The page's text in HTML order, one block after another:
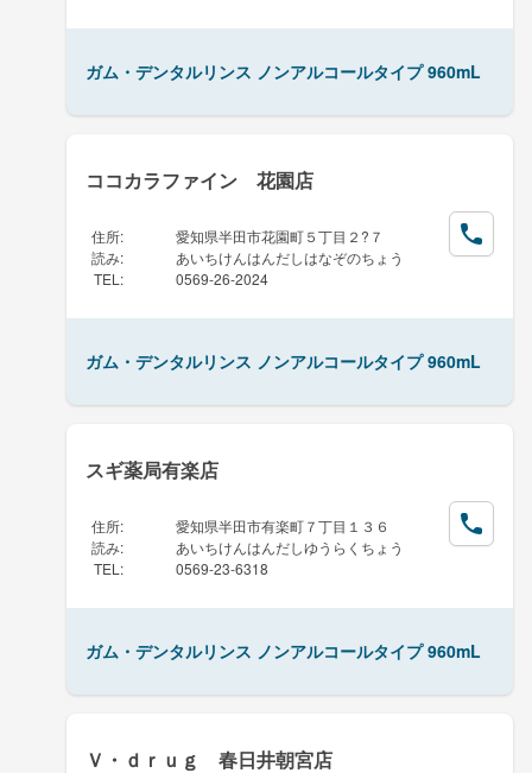
ガム・デンタルリンス ノンアルコールタイプ 960mL
ココカラファイン 花園店
住所:
愛知県半田市花園町５丁目２?７
読み:
あいちけんはんだしはなぞのちょう
TEL : 0569-26-2024
ガム・デンタルリンス ノンアルコールタイプ 960mL
スギ薬局有楽店
住所:
愛知県半田市有楽町７丁目１３６
読み:
あいちけんはんだしゆうらくちょう
TEL : 0569-23-6318
ガム・デンタルリンス ノンアルコールタイプ 960mL
Ｖ・ｄｒｕｇ 春日井朝宮店